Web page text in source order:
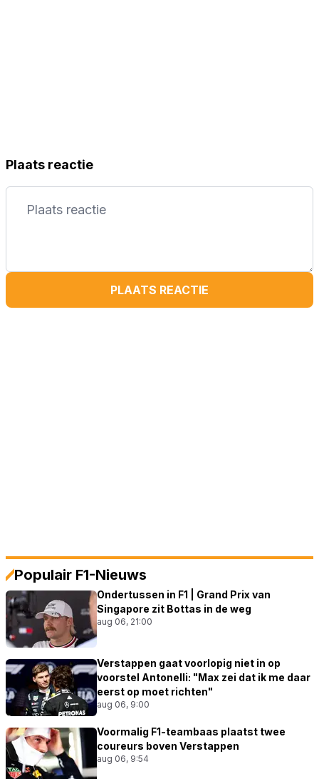
Plaats reactie
PLAATS REACTIE
Populair F1-Nieuws
Ondertussen in F1 | Grand Prix van
Singapore zit Bottas in de weg
aug 06, 21:00
Verstappen gaat voorlopig niet in op
voorstel Antonelli: "Max zei dat ik me daar
eerst op moet richten"
aug 06, 9:00
Voormalig F1-teambaas plaatst twee
coureurs boven Verstappen
aug 06, 9:54